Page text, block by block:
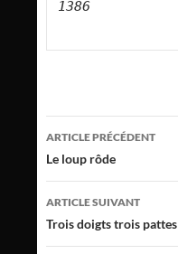
1386
Navigation
des
articles
ARTICLE PRÉCÉDENT
Le loup rôde
ARTICLE SUIVANT
Trois doigts trois pattes